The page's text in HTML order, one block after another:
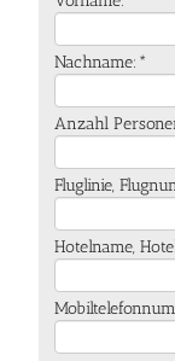
Nachname:*
Anzahl
Fluglinie,
Hotelname,